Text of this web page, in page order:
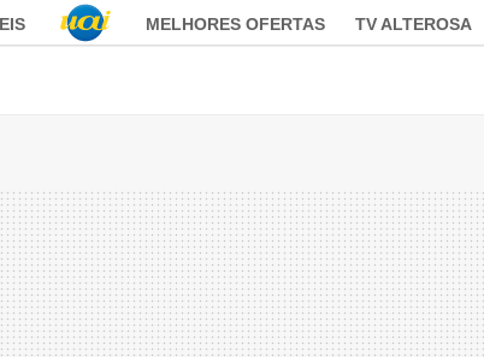
MELHORES OFERTAS TV ALTEROSA